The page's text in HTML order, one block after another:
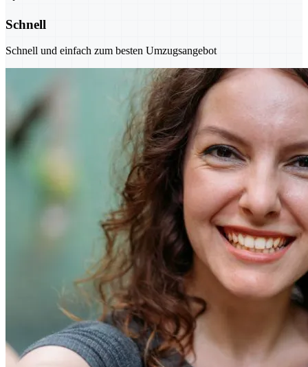
Schnell
Schnell und einfach zum besten Umzugsangebot